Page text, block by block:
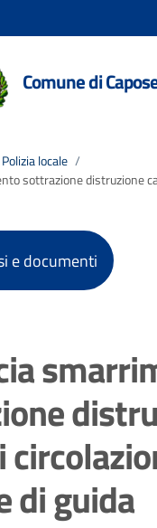
Comune di
Polizia locale /
sottrazione distruzione
e documenti
di guida